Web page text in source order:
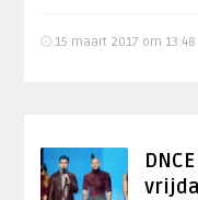
15 maart 2017 om 13:48